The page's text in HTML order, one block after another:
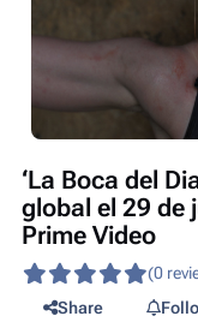
‘La Boca del
global el 29 de
Prime Video
(0
Share